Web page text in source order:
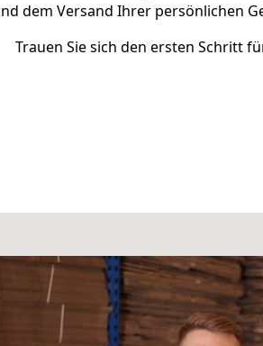
dem Versand Ihrer persönlichen
Trauen Sie sich den ersten Schritt